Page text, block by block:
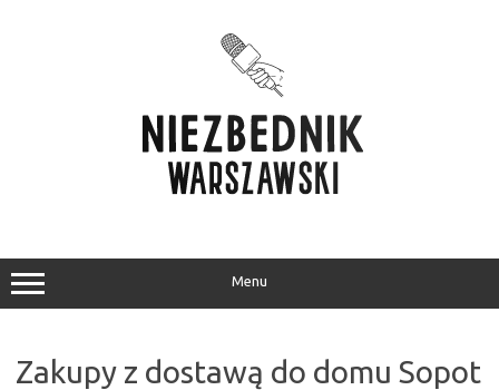
Menu
Zakupy z dostawą do domu Sopot